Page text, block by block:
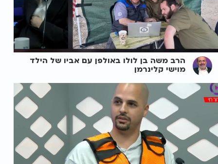
הרב משה בן לולו באולפן עם אביו של הילד
מוישי קלינרמן